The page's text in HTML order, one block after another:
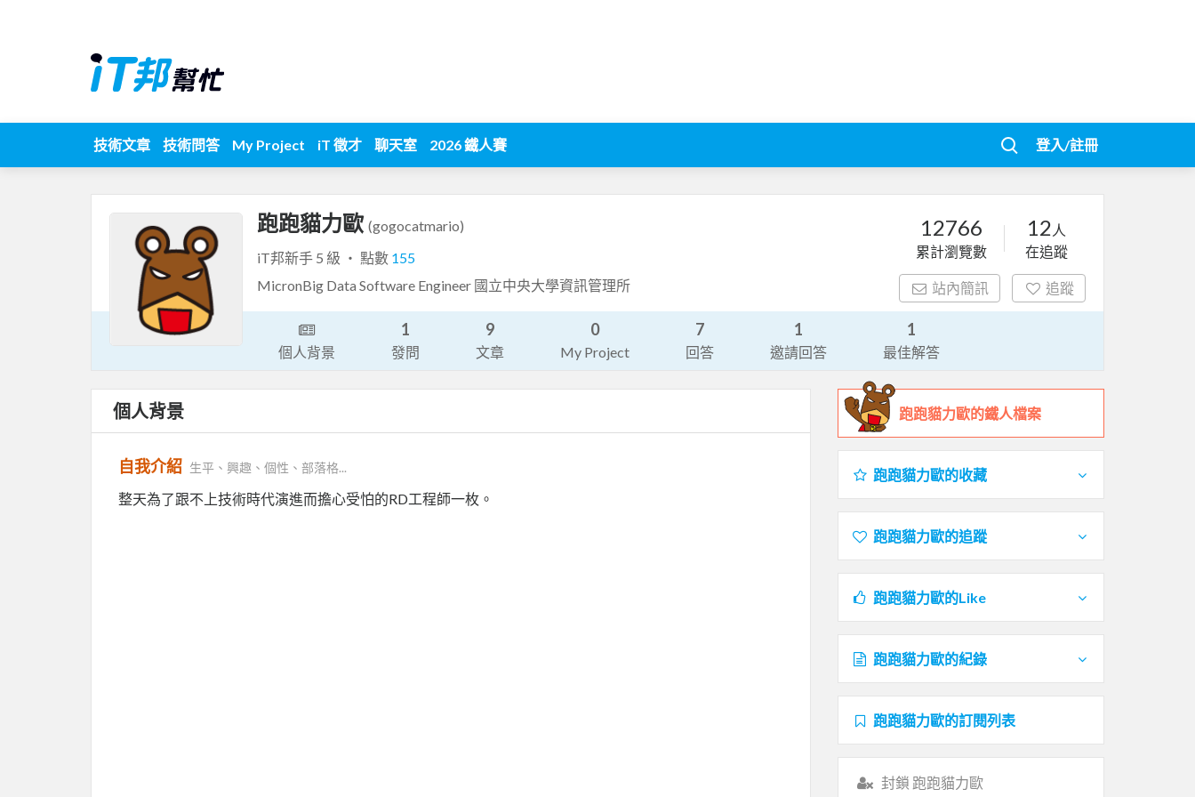
技術文章 技術問答 My Project iT 徵才 聊天室 2026 鐵人賽 登入/註冊
跑跑貓力歐 (gogocatmario)
iT邦新手 5 級 ‧ 點數 155
MicronBig Data Software Engineer 國立中央大學資訊管理所
12766
累計瀏覽數
12 人
在追蹤
站內簡訊 追蹤
個人背景
1
發問
9
文章
0
My Project
7
回答
1
邀請回答
1
最佳解答
個人背景
自我介紹 生平、興趣、個性、部落格...
整天為了跟不上技術時代演進而擔心受怕的RD工程師一枚。
跑跑貓力歐的鐵人檔案
跑跑貓力歐的收藏
跑跑貓力歐的追蹤
跑跑貓力歐的Like
跑跑貓力歐的紀錄
跑跑貓力歐的訂閱列表
封鎖 跑跑貓力歐